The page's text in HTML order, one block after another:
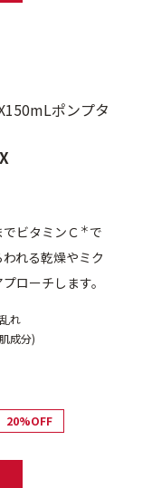
ビタミンＣ ＊ で
れる乾燥やミク
ローチします。
れ
成分)
20%OFF